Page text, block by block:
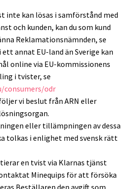
kan lösas i samförstånd med
och kunden, kan du som kund
Reklamationsnämnden, se
ett annat EU-land än Sverige kan
online via EU-kommissionens
i tvister, se
consumers/odr
vi beslut från ARN eller
eller tillämpningen av dessa
tolkas i enlighet med svensk rätt
en tvist via Klarnas tjänst
Minequips för att försöka
Beställaren den avgift som